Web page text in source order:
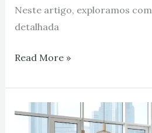
Neste artigo, exploramos
detalhada
Read More »
Arquiteto